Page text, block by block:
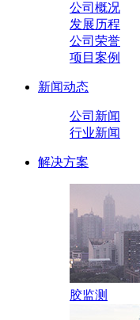
公司概况
发展历程
公司荣誉
项目案例
新闻动态
公司新闻
行业新闻
解决方案
胶监测